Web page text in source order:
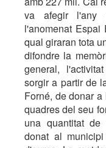
va afegir l'any
l'anomenat
qual giraran tota
difondre la
general,
sorgir a partir de
Forné, de donar
quadres del seu
una quantitat
donat al